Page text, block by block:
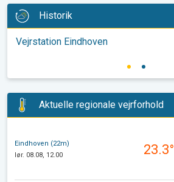
Historik
Vejrstation Eindhoven
Aktuelle regionale vejrforhold
Eindhoven (22m)
lør. 08.08, 12.00
23.3°